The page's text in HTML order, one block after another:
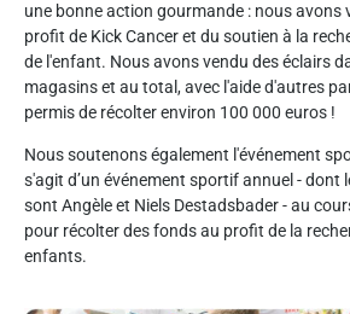
une bonne action gourmande : nous avons
profit de Kick Cancer et du soutien à la
de l'enfant. Nous avons vendu des éclairs
magasins et au total, avec l'aide d'autres
permis de récolter environ 100 000 euros !
Nous soutenons également l'événement
s'agit d’un événement sportif annuel - dont
sont Angèle et Niels Destadsbader - au
pour récolter des fonds au profit de la
enfants.